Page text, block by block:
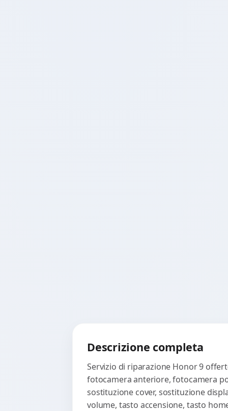
Descrizione completa
Servizio di riparazione Honor 9
fotocamera anteriore, fotocamera
sostituzione cover, sostituzione
volume, tasto accensione, tasto